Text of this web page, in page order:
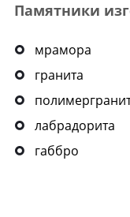
Памятники
мрамора
гранита
лабрадорита
габбро